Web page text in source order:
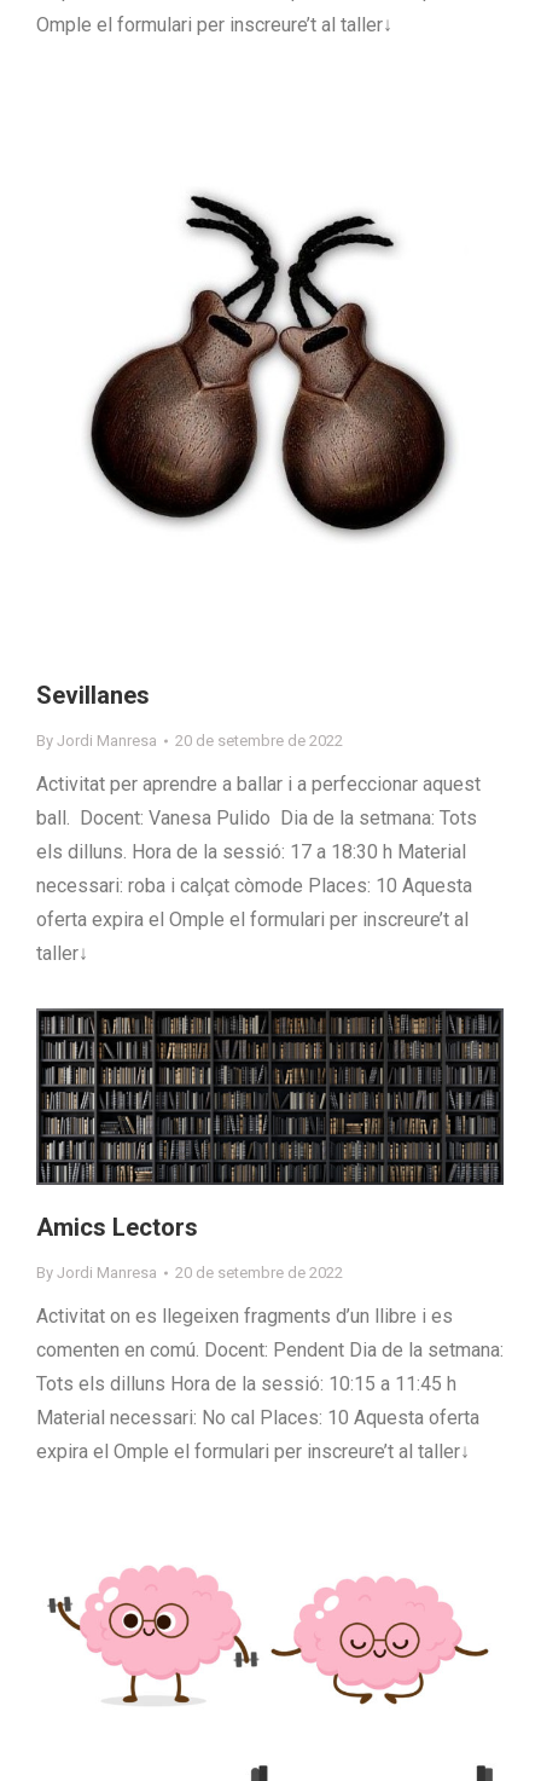
Omple el formulari per inscreure’t al taller↓
Sevillanes
By Jordi Manresa 20 de setembre de 2022
Activitat per aprendre a ballar i a perfeccionar aquest
ball. Docent: Vanesa Pulido Dia de la setmana: Tots
els dilluns. Hora de la sessió: 17 a 18:30 h Material
necessari: roba i calçat còmode Places: 10 Aquesta
oferta expira el Omple el formulari per inscreure’t al
taller↓
Amics Lectors
By Jordi Manresa 20 de setembre de 2022
Activitat on es llegeixen fragments d’un llibre i es
comenten en comú. Docent: Pendent Dia de la setmana:
Tots els dilluns Hora de la sessió: 10:15 a 11:45 h
Material necessari: No cal Places: 10 Aquesta oferta
expira el Omple el formulari per inscreure’t al taller↓